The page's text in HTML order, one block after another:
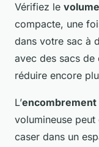
Vérifiez le
compacte, une
dans votre sac à
avec des sacs
réduire encore
L’encombrement
volumineuse
caser dans un